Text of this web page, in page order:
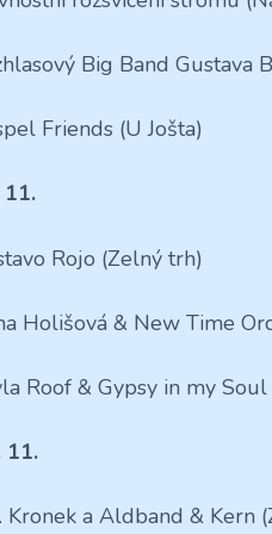
Big Band Gustava
Friends (U Jošta)
Rojo (Zelný trh)
Holišová & New Time
Roof & Gypsy in my Soul
11.
Kronek a Aldband & Kern